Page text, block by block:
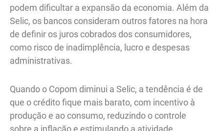
podem dificultar a expansão da economia. Além da
Selic, os bancos consideram outros fatores na hora
de definir os juros cobrados dos consumidores,
como risco de inadimplência, lucro e despesas
administrativas.
Quando o Copom diminui a Selic, a tendência é de
que o crédito fique mais barato, com incentivo à
produção e ao consumo, reduzindo o controle